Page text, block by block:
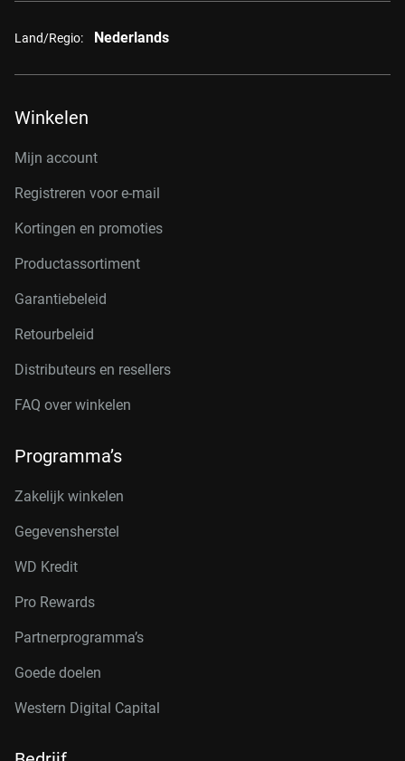
Land/Regio: Nederlands
Winkelen
Mijn account
Registreren voor e-mail
Kortingen en promoties
Productassortiment
Garantiebeleid
Retourbeleid
Distributeurs en resellers
FAQ over winkelen
Programma’s
Zakelijk winkelen
Gegevensherstel
WD Kredit
Pro Rewards
Partnerprogramma’s
Goede doelen
Western Digital Capital